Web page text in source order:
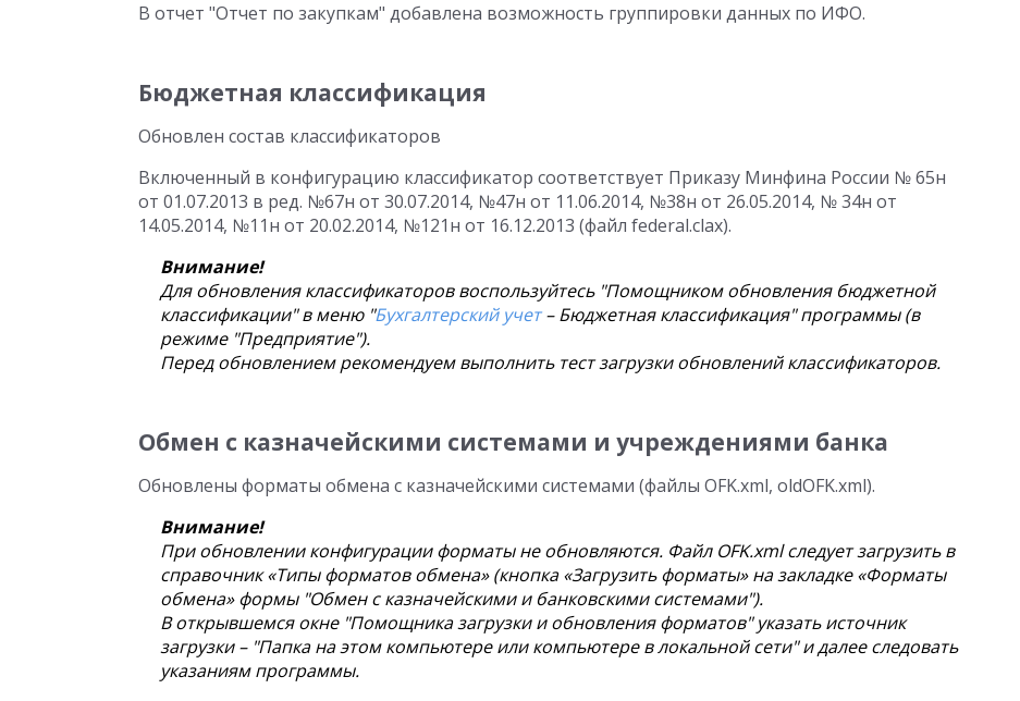
В отчет "Отчет по закупкам" добавлена возможность группировки данных по ИФО.
Бюджетная классификация
Обновлен состав классификаторов
Включенный в конфигурацию классификатор соответствует Приказу Минфина России № 65н
от 01.07.2013 в ред. №67н от 30.07.2014, №47н от 11.06.2014, №38н от 26.05.2014, № 34н от
14.05.2014, №11н от 20.02.2014, №121н от 16.12.2013 (файл federal.clax).
Внимание!
Для обновления классификаторов воспользуйтесь "Помощником обновления бюджетной
классификации" в меню "Бухгалтерский учет– Бюджетная классификация" программы (в
режиме "Предприятие").
Перед обновлением рекомендуем выполнить тест загрузки обновлений классификаторов.
Обмен с казначейскими системами и учреждениями банка
Обновлены форматы обмена с казначейскими системами (файлы OFK.xml, oldOFK.xml).
Внимание!
При обновлении конфигурации форматы не обновляются. Файл OFK.xml следует загрузить в
справочник «Типы форматов обмена» (кнопка «Загрузить форматы» на закладке «Форматы
обмена» формы "Обмен с казначейскими и банковскими системами").
В открывшемся окне "Помощника загрузки и обновления форматов" указать источник
загрузки – "Папка на этом компьютере или компьютере в локальной сети" и далее следовать
указаниям программы.